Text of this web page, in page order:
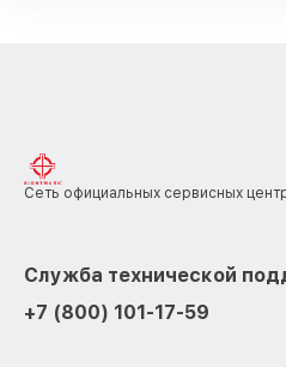
Сеть официальных сервисных
Служба технической
+7 (800) 101-17-59